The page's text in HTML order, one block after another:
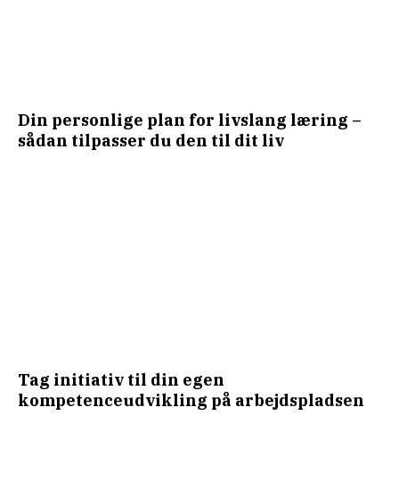
Din personlige plan for livslang læring –
sådan tilpasser du den til dit liv
Tag initiativ til din egen
kompetenceudvikling på arbejdspladsen